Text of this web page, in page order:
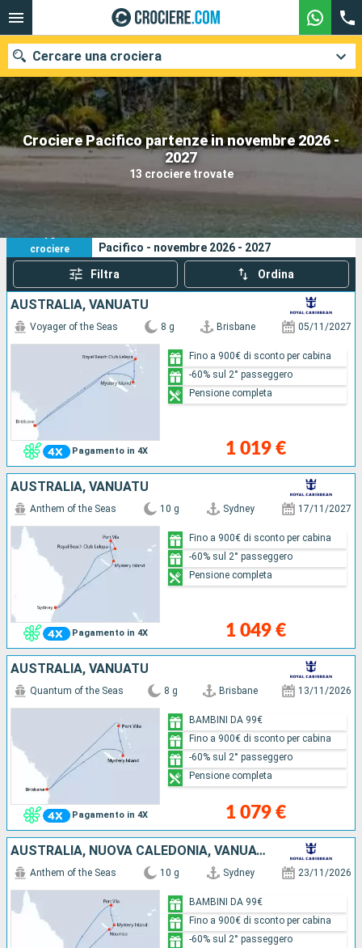
Crociere Pacifico partenze in novembre 2026 -
2027
13 crociere trovate
Cercare una crociera
Le nostre destinazioni
Mesi di partenza
Porti Compagnie
Ricerca
13
crociere
I tuoi criteri di ricerca:
Pacifico - novembre 2026 - 2027
Filtra Ordina
AUSTRALIA, VANUATU
Pagamento in 4X
Voyager of the Seas 8 g Brisbane 05/11/2027
1 019 €
Fino a 900€ di sconto per cabina
-60% sul 2° passeggero
Pensione completa
AUSTRALIA, VANUATU
Pagamento in 4X
Anthem of the Seas 10 g Sydney 17/11/2027
1 049 €
Fino a 900€ di sconto per cabina
-60% sul 2° passeggero
Pensione completa
AUSTRALIA, VANUATU
Pagamento in 4X
Quantum of the Seas 8 g Brisbane 13/11/2026
1 079 €
BAMBINI DA 99€
Fino a 900€ di sconto per cabina
-60% sul 2° passeggero
Pensione completa
AUSTRALIA, NUOVA CALEDONIA, VANUATU
Anthem of the Seas 10 g Sydney 23/11/2026
BAMBINI DA 99€
Fino a 900€ di sconto per cabina
-60% sul 2° passeggero